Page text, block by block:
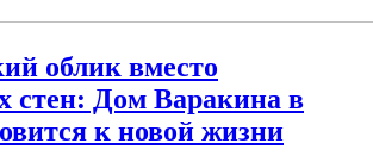
облик вместо
стен: Дом Варакина в
к новой жизни